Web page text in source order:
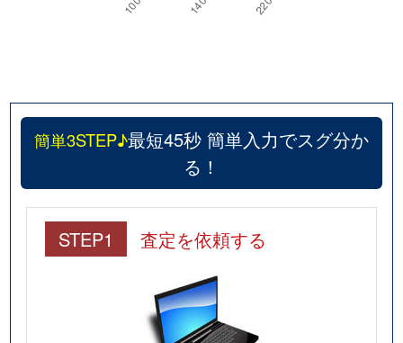
簡単3STEP♪最短45秒 簡単入力でスグ分か
る！
STEP1 査定を依頼する